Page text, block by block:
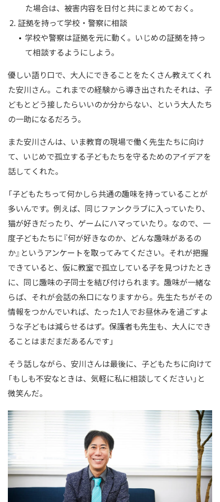
た場合は、被害内容を日付と共にまとめておく。
証拠を持って学校・警察に相談
学校や警察は証拠を元に動く。いじめの証拠を持っ
て相談するようにしよう。
優しい語り口で、大人にできることをたくさん教えてくれ
た安川さん。これまでの経験から導き出されたそれは、子
どもとどう接したらいいのか分からない、という大人たち
の一助になるだろう。
また安川さんは、いま教育の現場で働く先生たちに向け
て、いじめで孤立する子どもたちを守るためのアイデアを
話してくれた。
「子どもたちって何かしら共通の趣味を持っていることが
多いんです。例えば、同じファンクラブに入っていたり、
猫が好きだったり、ゲームにハマっていたり。なので、一
度子どもたちに『何が好きなのか、どんな趣味があるの
か』というアンケートを取ってみてください。それが把握
できていると、仮に教室で孤立している子を見つけたとき
に、同じ趣味の子同士を結び付けられます。趣味が一緒な
らば、それが会話の糸口になりますから。先生たちがその
情報をつかんでいれば、たった1人でお昼休みを過ごすよ
うな子どもは減らせるはず。保護者も先生も、大人にでき
ることはまだまだあるんです」
そう話しながら、安川さんは最後に、子どもたちに向けて
「もしも不安なときは、気軽に私に相談してください」と
微笑んだ。